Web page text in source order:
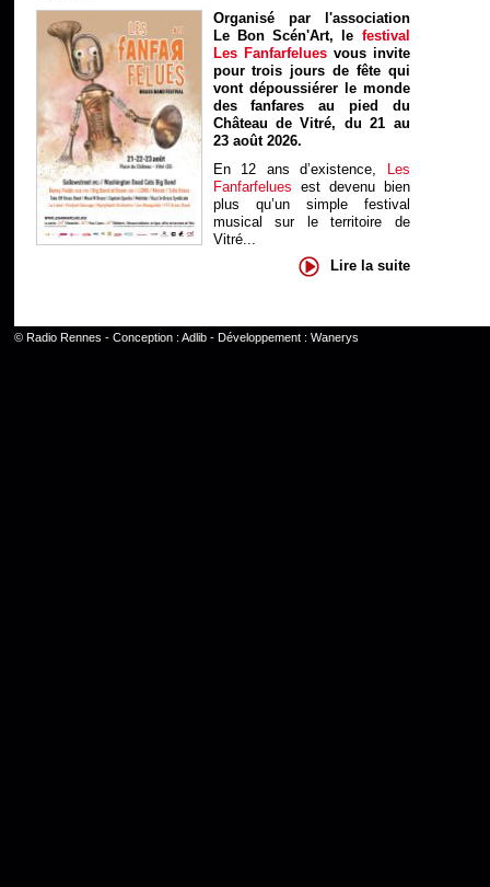
Organisé par l'association
Le Bon Scén'Art, le festival
Les Fanfarfelues vous invite
pour trois jours de fête qui
vont dépoussiérer le monde
des fanfares au pied du
Château de Vitré, du 21 au
23 août 2026.
En 12 ans d’existence, Les
Fanfarfelues est devenu bien
plus qu’un simple festival
musical sur le territoire de
Vitré...
Lire la suite
© Radio Rennes - Conception : Adlib- Développement : Wanerys